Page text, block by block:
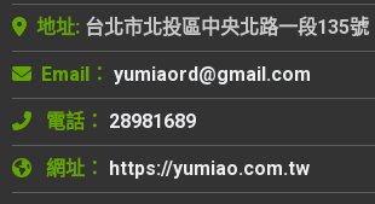
地址: 台北市北投區中央北路一段135號
Email：
電話： 28981689
網址： https://yumiao.com.tw